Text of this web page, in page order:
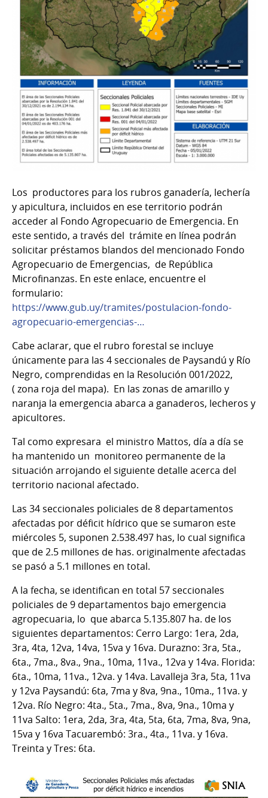
Los productores para los rubros ganadería, lechería
y apicultura, incluidos en ese territorio podrán
acceder al Fondo Agropecuario de Emergencia. En
este sentido, a través del trámite en línea podrán
solicitar préstamos blandos del mencionado Fondo
Agropecuario de Emergencias, de República
Microfinanzas. En este enlace, encuentre el
formulario:
https://www.gub.uy/tramites/postulacion-fondo-
agropecuario-emergencias-…
Cabe aclarar, que el rubro forestal se incluye
únicamente para las 4 seccionales de Paysandú y Río
Negro, comprendidas en la Resolución 001/2022,
( zona roja del mapa). En las zonas de amarillo y
naranja la emergencia abarca a ganaderos, lecheros y
apicultores.
Tal como expresara el ministro Mattos, día a día se
ha mantenido un monitoreo permanente de la
situación arrojando el siguiente detalle acerca del
territorio nacional afectado.
Las 34 seccionales policiales de 8 departamentos
afectadas por déficit hídrico que se sumaron este
miércoles 5, suponen 2.538.497 has, lo cual significa
que de 2.5 millones de has. originalmente afectadas
se pasó a 5.1 millones en total.
A la fecha, se identifican en total 57 seccionales
policiales de 9 departamentos bajo emergencia
agropecuaria, lo que abarca 5.135.807 ha. de los
siguientes departamentos: Cerro Largo: 1era, 2da,
3ra, 4ta, 12va, 14va, 15va y 16va. Durazno: 3ra, 5ta.,
6ta., 7ma., 8va., 9na., 10ma, 11va., 12va y 14va. Florida:
6ta., 10ma, 11va., 12va. y 14va. Lavalleja 3ra, 5ta, 11va
y 12va Paysandú: 6ta, 7ma y 8va, 9na., 10ma., 11va. y
12va. Río Negro: 4ta., 5ta., 7ma., 8va, 9na., 10ma y
11va Salto: 1era, 2da, 3ra, 4ta, 5ta, 6ta, 7ma, 8va, 9na,
15va y 16va Tacuarembó: 3ra., 4ta., 11va. y 16va.
Treinta y Tres: 6ta.